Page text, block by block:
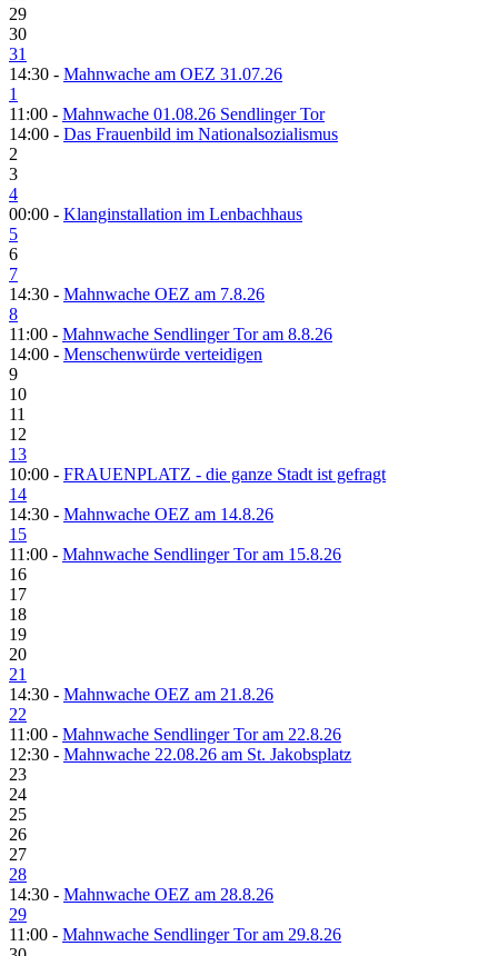
29
30
31
14:30 - Mahnwache am OEZ 31.07.26
1
11:00 - Mahnwache 01.08.26 Sendlinger Tor
14:00 - Das Frauenbild im Nationalsozialismus
2
3
4
00:00 - Klanginstallation im Lenbachhaus
5
6
7
14:30 - Mahnwache OEZ am 7.8.26
8
11:00 - Mahnwache Sendlinger Tor am 8.8.26
14:00 - Menschenwürde verteidigen
9
10
11
12
13
10:00 - FRAUENPLATZ - die ganze Stadt ist gefragt
14
14:30 - Mahnwache OEZ am 14.8.26
15
11:00 - Mahnwache Sendlinger Tor am 15.8.26
16
17
18
19
20
21
14:30 - Mahnwache OEZ am 21.8.26
22
11:00 - Mahnwache Sendlinger Tor am 22.8.26
12:30 - Mahnwache 22.08.26 am St. Jakobsplatz
23
24
25
26
27
28
14:30 - Mahnwache OEZ am 28.8.26
29
11:00 - Mahnwache Sendlinger Tor am 29.8.26